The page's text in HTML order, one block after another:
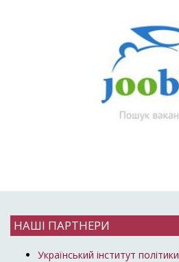
НАШІ ПАРТНЕРИ
Український інститут політики